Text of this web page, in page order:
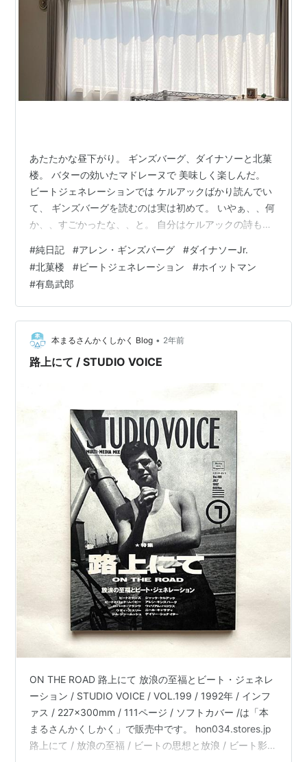
あたたかな昼下がり。 ギンズバーグ、ダイナソーと北菓
楼。 バターの効いたマドレーヌで 美味しく楽しんだ。
ビートジェネレーションでは ケルアックばかり読んでい
て、 ギンズバーグを読むのは実は初めて。 いやぁ、、何
か、、すごかったな、、と。 自分はケルアックの詩も好
いとか、そんな次元を超えて、 ビートと意識が魂に直接
流れ込む感じが とてもすごくて。。。 圧倒された感もあ
り。 まだまだ何回もすぐに読みたい！ と思う気持ちもあ
り。 とにかく強く惹かれてるのが正直なところ。 当時は
そこまで聞いてなかったダイナソーも 今はとても響き、
大好きとなってて…
#純日記 #アレン・ギンズバーグ #ダイナソーJr.
#北菓楼 #ビートジェネレーション #ホイットマン
#有島武郎
本まるさんかくしかく Blog • 2年前
路上にて / STUDIO VOICE
ON THE ROAD 路上にて 放浪の至福とビート・ジェネレ
ーション / STUDIO VOICE / VOL.199 / 1992年 / インフ
ァス / 227x300mm / 111ページ / ソフトカバー /は「本
まるさんかくしかく」で販売中です。 hon034.stores.jp
路上にて / 放浪の至福 / ビートの思想と放浪 / ビート影響